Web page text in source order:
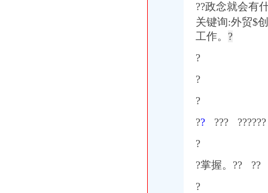
??政念就会有
关键询:外贸$
工作。 ?
?
?
?
?? ??? ??????
?
?掌握。?? ??
?